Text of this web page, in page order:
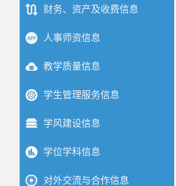
财务、资产及收费信息
人事师资信息
教学质量信息
学生管理服务信息
学风建设信息
学位学科信息
对外交流与合作信息